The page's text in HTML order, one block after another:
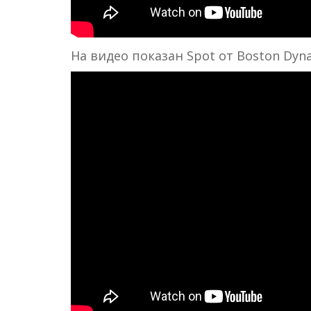
На видео показан Spot от Boston